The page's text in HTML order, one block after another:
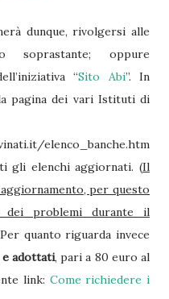
dunque, rivolgersi alle
soprastante; oppure
“Sito Abi”. In
pagina dei vari Istituti di
elenco_banche.htm
gli elenchi aggiornati. (Il
per questo
problemi durante il
quanto riguarda invece
e adottati, pari a 80 euro al
link: Come richiedere i